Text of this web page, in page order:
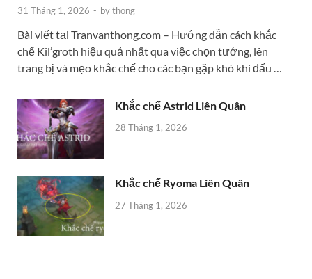
31 Tháng 1, 2026 - bythong
Bài viết tại Tranvanthong.com – Hướng dẫn cách khắc
chế Kil’groth hiệu quả nhất qua việc chọn tướng, lên
trang bị và mẹo khắc chế cho các bạn gặp khó khi đấu …
Khắc chế Astrid Liên Quân
28 Tháng 1, 2026
Khắc chế Ryoma Liên Quân
27 Tháng 1, 2026